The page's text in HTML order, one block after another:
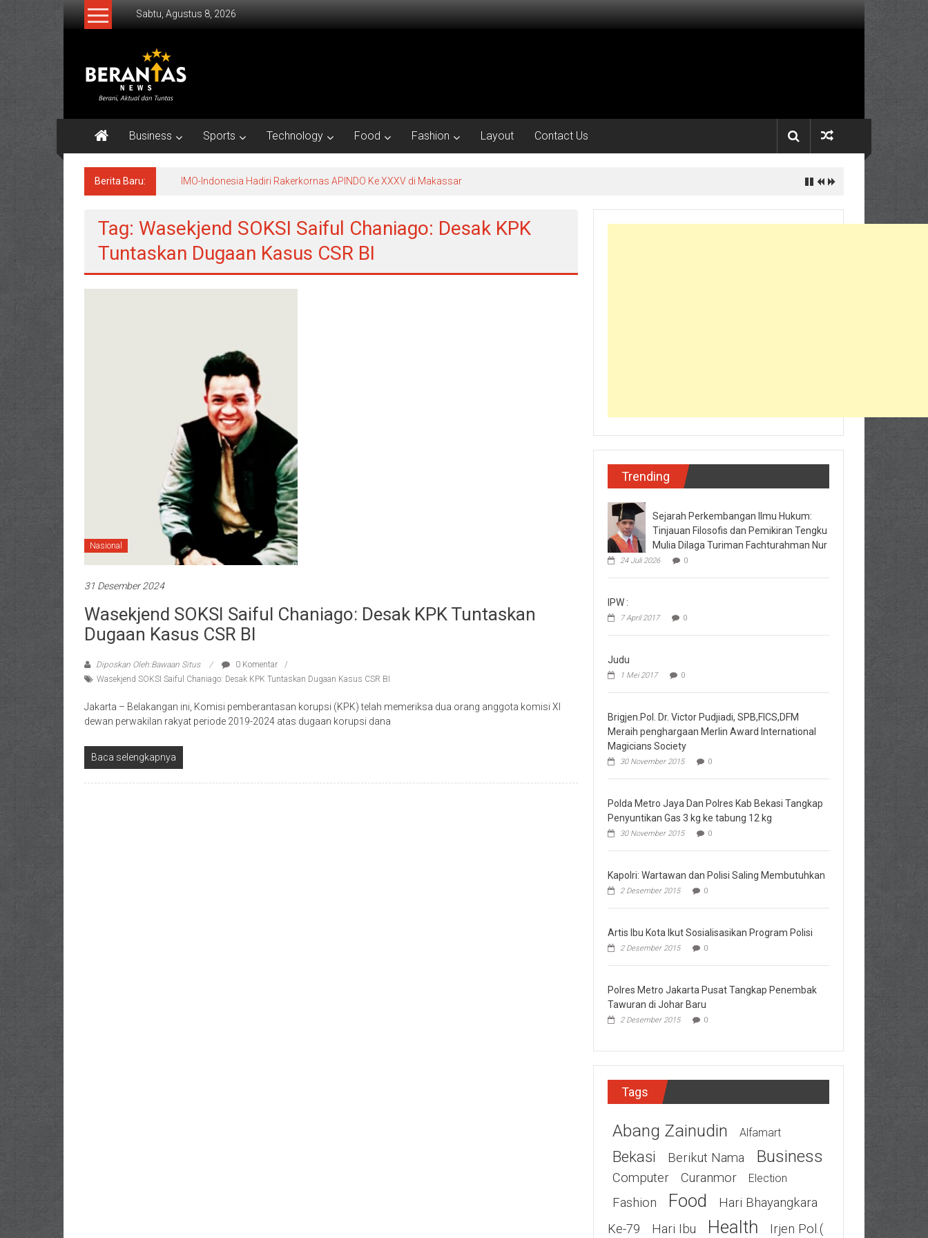
Lompat
Sabtu, Agustus 8, 2026
BERANTAS
NEWS
Tuntas.
Business Sports Technology Food Fashion Layout Contact Us
Berita Baru: IMO-Indonesia Hadiri Rakerkornas APINDO Ke XXXV di Makassar
Tag: Wasekjend SOKSI Saiful Chaniago: Desak KPK
Tuntaskan Dugaan Kasus CSR BI
Nasional
31 Desember 2024
Wasekjend SOKSI Saiful Chaniago: Desak KPK Tuntaskan
Dugaan Kasus CSR BI
Diposkan Oleh:Bawaan Situs
0 Komentar
Wasekjend SOKSI Saiful Chaniago: Desak KPK Tuntaskan Dugaan Kasus CSR BI
Jakarta – Belakangan ini, Komisi pemberantasan korupsi (KPK) telah memeriksa dua orang anggota komisi XI
dewan perwakilan rakyat periode 2019-2024 atas dugaan korupsi dana
Baca selengkapnya
Trending
Sejarah Perkembangan Ilmu Hukum:
Tinjauan Filosofis dan Pemikiran Tengku
Mulia Dilaga Turiman Fachturahman Nur
24 Juli 2026 0
IPW :
7 April 2017 0
Judu
1 Mei 2017 0
Brigjen.Pol. Dr. Victor Pudjiadi, SPB,FICS,DFM
Meraih penghargaan Merlin Award International
Magicians Society
30 November 2015 0
Polda Metro Jaya Dan Polres Kab Bekasi Tangkap
Penyuntikan Gas 3 kg ke tabung 12 kg
30 November 2015 0
Kapolri: Wartawan dan Polisi Saling Membutuhkan
2 Desember 2015 0
Artis Ibu Kota Ikut Sosialisasikan Program Polisi
2 Desember 2015 0
Polres Metro Jakarta Pusat Tangkap Penembak
Tawuran di Johar Baru
2 Desember 2015 0
Tags
Abang Zainudin Alfamart
Bekasi Berikut Nama Business
Computer Curanmor Election
Fashion Food
Hari Bhayangkara
Ke-79
Hari Ibu Health
Irjen Pol.(